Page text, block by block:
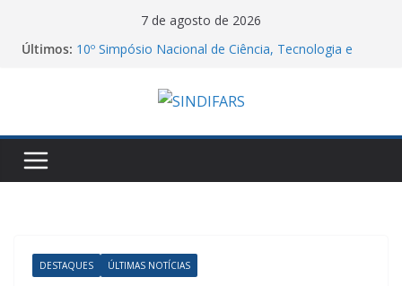
7 de agosto de 2026
Últimos: 10º Simpósio Nacional de Ciência, Tecnologia e
06/08/26 – Assembleia Remota Conjunta Sindifars e
Sergs – VA GHC
Manifesto dos Farmacêuticos do Brasil a
DESTAQUES ÚLTIMAS NOTÍCIAS